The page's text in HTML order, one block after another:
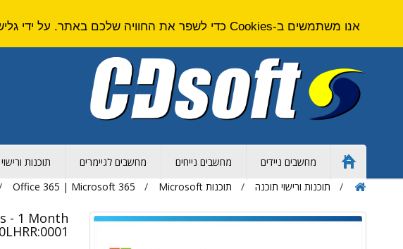
Home
Page
מחשבים ניידים מחשבים נייחים מחשבים לגיימרים תוכנות
תוכנות ורישוי תוכנה
תוכנות Microsoft Office 365 | Microsoft 365
- 1 Month
אנו משתמשים ב-Cookies כדי לשפר את החוויה שלכם באתר. על ידי גלישה באתר זה אתם מסכימים ל